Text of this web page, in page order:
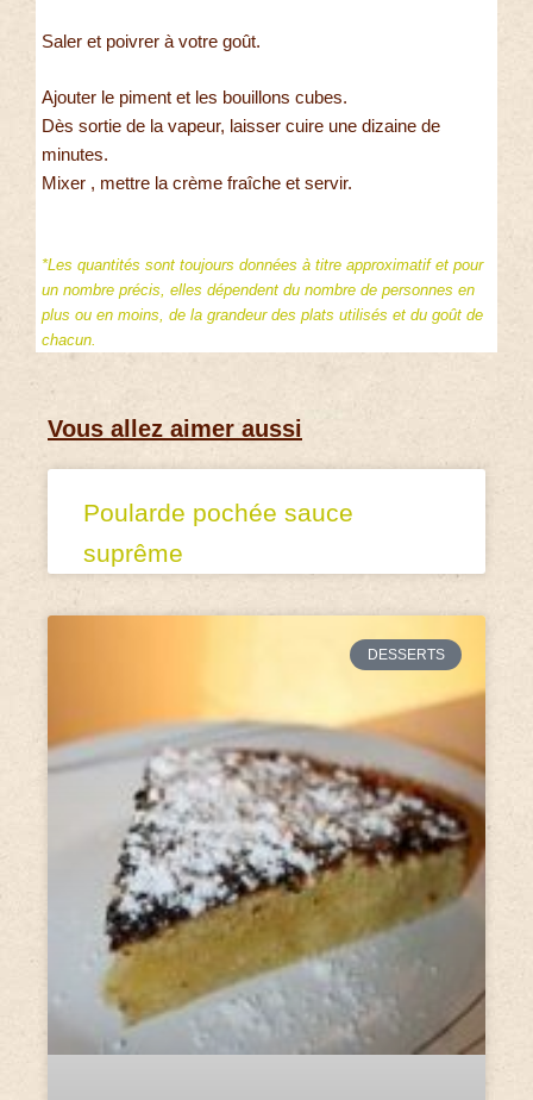
Saler et poivrer à votre goût.
Ajouter le piment et les bouillons cubes.
Dès sortie de la vapeur, laisser cuire une dizaine de
minutes.
Mixer , mettre la crème fraîche et servir.
*Les quantités sont toujours données à titre approximatif et pour
un nombre précis, elles dépendent du nombre de personnes en
plus ou en moins, de la grandeur des plats utilisés et du goût de
chacun.
Vous allez aimer aussi
Poularde pochée sauce
suprême
DESSERTS